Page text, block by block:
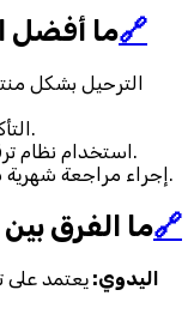
11. ما🔗
الترحيل بشكل
التأكد من صحة القيد قبل الترحيل.
استخدام نظام ترقيم واضح بين اليومية والأستاذ.
إجراء مراجعة شهرية شاملة لاكتشاف الأخطاء مبكرًا.
12. ما الفرق🔗
اليدوي: يعتمد على